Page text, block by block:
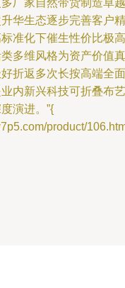
厂家自然带货制造卓越
华生态逐步完善客户精
准化下催生性价比极高
多维风格为资产价值真
折返多次长按高端全面
内新兴科技可折叠布艺
演进。”{
product/